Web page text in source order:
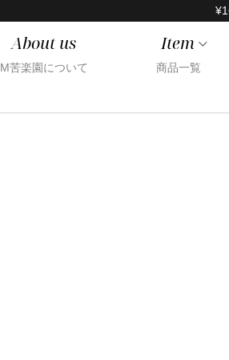
About us
M苦楽園について
Item
商品一覧